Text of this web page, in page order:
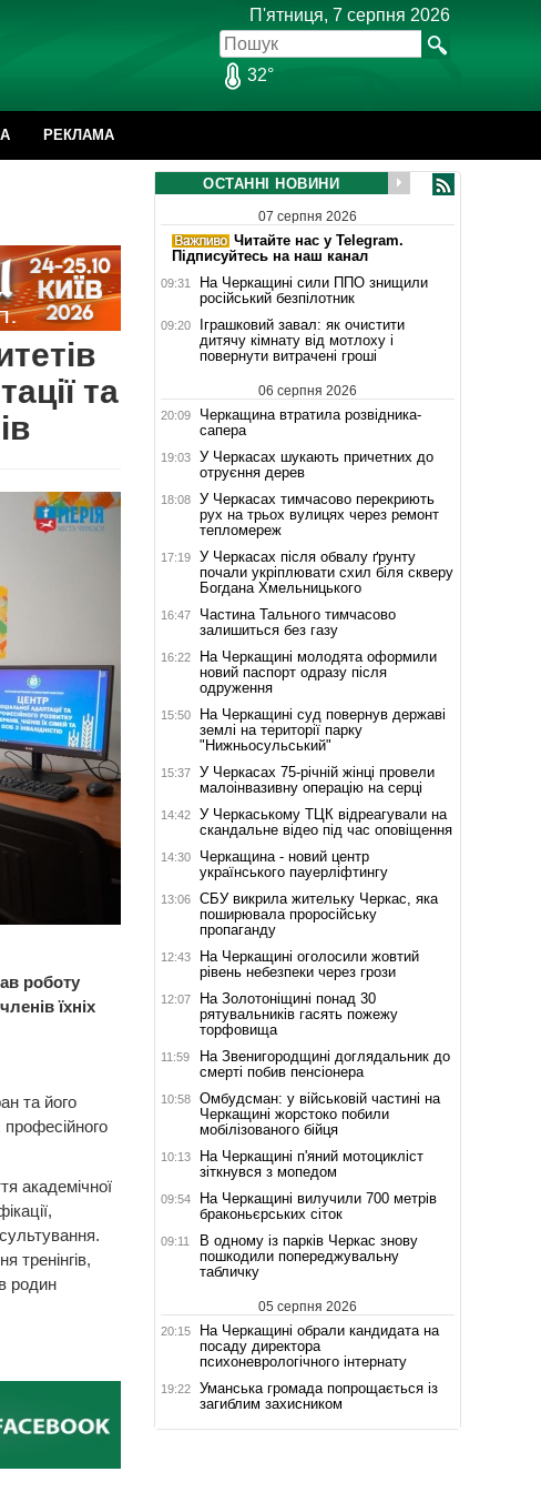
П'ятниця, 7 серпня 2026
32°
РЕКЛАМА
та
роботу
їхніх
та його
академічної
тренінгів,
родин
ОСТАННІ НОВИНИ
07 серпня 2026
Читайте нас у Telegram.
Підписуйтесь на наш канал
09:31
На Черкащині сили ППО знищили
російський безпілотник
09:20
Іграшковий завал: як очистити
дитячу кімнату від мотлоху і
повернути витрачені гроші
06 серпня 2026
20:09
Черкащина втратила розвідника-
сапера
19:03
У Черкасах шукають причетних до
отруєння дерев
18:08
У Черкасах тимчасово перекриють
рух на трьох вулицях через ремонт
тепломереж
17:19
У Черкасах після обвалу ґрунту
почали укріплювати схил біля скверу
Богдана Хмельницького
16:47
Частина Тального тимчасово
залишиться без газу
16:22
На Черкащині молодята оформили
новий паспорт одразу після
одруження
15:50
На Черкащині суд повернув державі
землі на території парку
"Нижньосульський"
15:37
У Черкасах 75-річній жінці провели
малоінвазивну операцію на серці
14:42
У Черкаському ТЦК відреагували на
скандальне відео під час оповіщення
14:30
Черкащина - новий центр
українського пауерліфтингу
13:06
СБУ викрила жительку Черкас, яка
поширювала проросійську
пропаганду
12:43
На Черкащині оголосили жовтий
рівень небезпеки через грози
12:07
На Золотоніщині понад 30
рятувальників гасять пожежу
торфовища
11:59
На Звенигородщині доглядальник до
смерті побив пенсіонера
10:58
Омбудсман: у військовій частині на
Черкащині жорстоко побили
мобілізованого бійця
10:13
На Черкащині п'яний мотоцикліст
зіткнувся з мопедом
09:54
На Черкащині вилучили 700 метрів
браконьєрських сіток
09:11
В одному із парків Черкас знову
пошкодили попереджувальну
табличку
05 серпня 2026
20:15
На Черкащині обрали кандидата на
посаду директора
психоневрологічного інтернату
19:22
Уманська громада попрощається із
загиблим захисником